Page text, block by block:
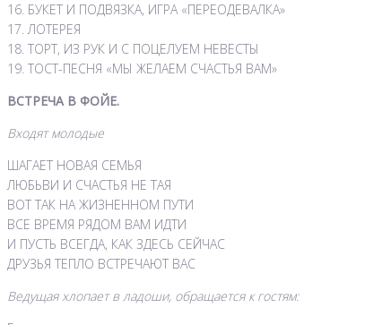
16. БУКЕТ И ПОДВЯЗКА, ИГРА «ПЕРЕОДЕВАЛКА»
17. ЛОТЕРЕЯ
18. ТОРТ, ИЗ РУК И С ПОЦЕЛУЕМ НЕВЕСТЫ
19. ТОСТ-ПЕСНЯ «МЫ ЖЕЛАЕМ СЧАСТЬЯ ВАМ»
ВСТРЕЧА В ФОЙЕ.
Входят молодые
ШАГАЕТ НОВАЯ СЕМЬЯ
ЛЮБЬВИ И СЧАСТЬЯ НЕ ТАЯ
ВОТ ТАК НА ЖИЗНЕННОМ ПУТИ
ВСЕ ВРЕМЯ РЯДОМ ВАМ ИДТИ
И ПУСТЬ ВСЕГДА, КАК ЗДЕСЬ СЕЙЧАС
ДРУЗЬЯ ТЕПЛО ВСТРЕЧАЮТ ВАС
Ведущая хлопает в ладоши, обращается к гостям: